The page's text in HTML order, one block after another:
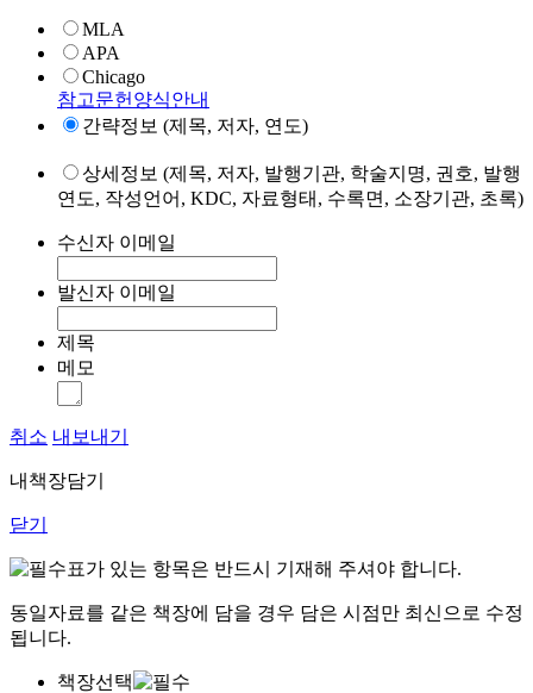
MLA
APA
Chicago
참고문헌양식안내
간략정보 (제목, 저자, 연도)
상세정보 (제목, 저자, 발행기관, 학술지명, 권호, 발행
연도, 작성언어, KDC, 자료형태, 수록면, 소장기관, 초록)
수신자 이메일
발신자 이메일
제목
메모
취소 내보내기
내책장담기
닫기
표가 있는 항목은 반드시 기재해 주셔야 합니다.
동일자료를 같은 책장에 담을 경우 담은 시점만 최신으로 수정
됩니다.
책장선택